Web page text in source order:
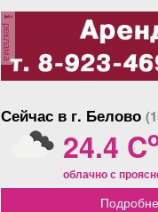
реклама
Сейчас в г. Белово
24.4 C
облачно с